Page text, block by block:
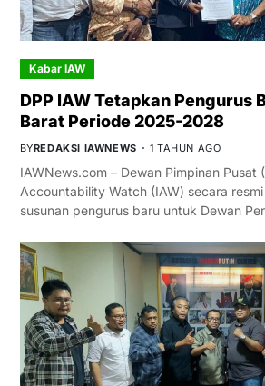
Kabar IAW
DPP IAW Tetapkan Pengurus
Barat Periode 2025-2028
BYREDAKSI IAWNEWS 1 TAHUN AGO
IAWNews.com – Dewan Pimpinan Pusat
Accountability Watch (IAW) secara
susunan pengurus baru untuk Dewan